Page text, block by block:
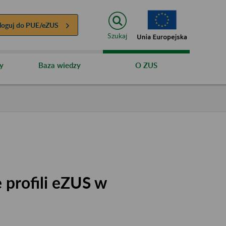
do PUE/eZUS
Szukaj
Baza wiedzy O ZUS
profili eZUS w